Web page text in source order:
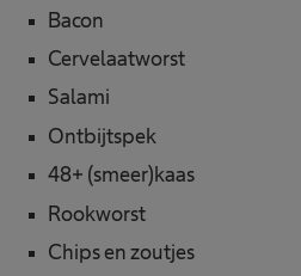
Bacon
Cervelaatworst
Salami
Ontbijtspek
48+ (smeer)kaas
Rookworst
Chips en zoutjes